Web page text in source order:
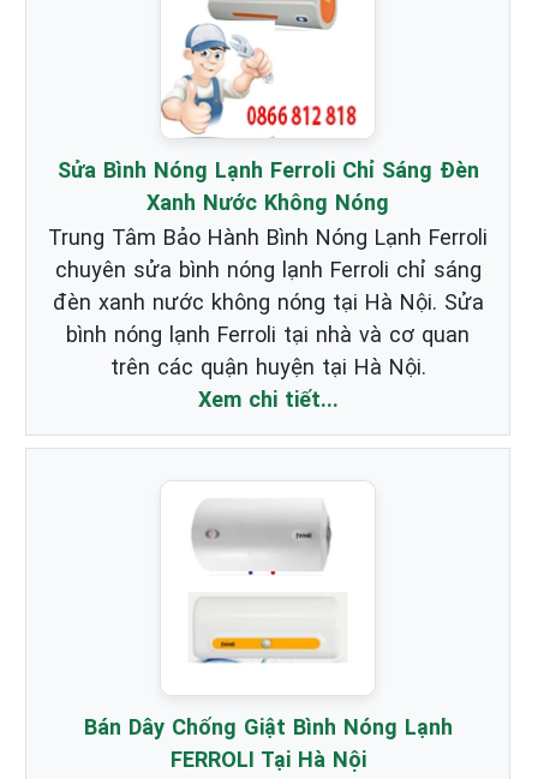
Sửa Bình Nóng Lạnh Ferroli Chỉ Sáng Đèn
Xanh Nước Không Nóng
Trung Tâm Bảo Hành Bình Nóng Lạnh Ferroli
chuyên sửa bình nóng lạnh Ferroli chỉ sáng
đèn xanh nước không nóng tại Hà Nội. Sửa
bình nóng lạnh Ferroli tại nhà và cơ quan
trên các quận huyện tại Hà Nội.
Xem chi tiết...
Bán Dây Chống Giật Bình Nóng Lạnh
FERROLI Tại Hà Nội